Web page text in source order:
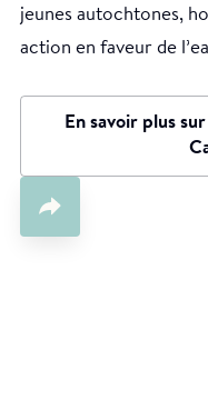
jeunes autochtones,
action en faveur de
En savoir plus